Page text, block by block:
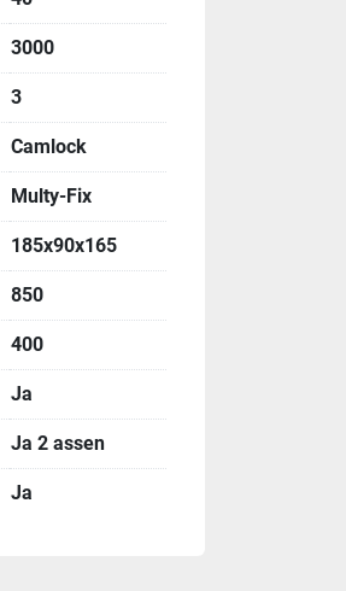
3000
3
Camlock
Multy-Fix
185x90x165
850
400
Ja
Ja 2 assen
Ja